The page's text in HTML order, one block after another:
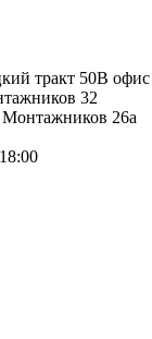
тракт 50В
32
Монтажников 26а